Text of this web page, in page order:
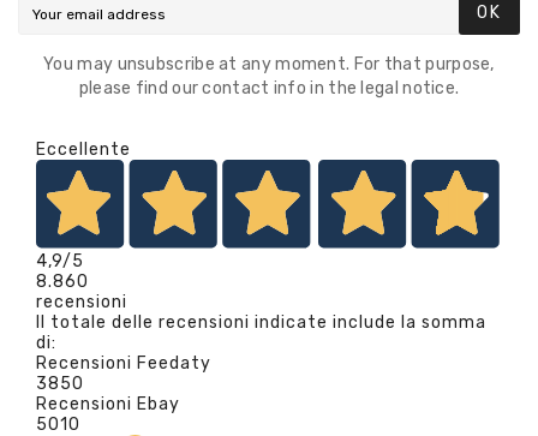
OK
You may unsubscribe at any moment. For that purpose,
please find our contact info in the legal notice.
Eccellente
4,9/5
8.860
recensioni
Il totale delle recensioni indicate include la somma
di:
Recensioni Feedaty
3850
Recensioni Ebay
5010